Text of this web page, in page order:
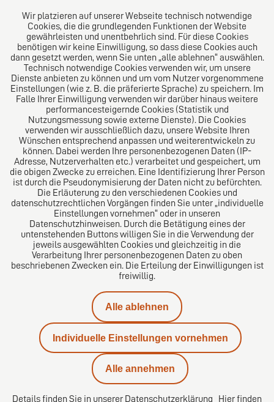
Über uns
Das Kanzlei-Vertrauensnetzwerk. Aus Europa für die
Welt. Für den erfolgreichen Mittelstand.
Folgen Sie uns auf
Das europäische Kanzlei-Netzwerk
Datenschutz
Wir platzieren auf unserer Webseite technisch notwendige
Cookies, die die grundlegenden Funktionen der Website
gewährleisten und unentbehrlich sind. Für diese Cookies
benötigen wir keine Einwilligung, so dass diese Cookies auch
dann gesetzt werden, wenn Sie unten „alle ablehnen“ auswählen.
Technisch notwendige Cookies verwenden wir, um unsere
Dienste anbieten zu können und um vom Nutzer vorgenommene
Einstellungen (wie z. B. die präferierte Sprache) zu speichern. Im
Falle Ihrer Einwilligung verwenden wir darüber hinaus weitere
performancesteigernde Cookies (Statistik und
Nutzungsmessung sowie externe Dienste). Die Cookies
verwenden wir ausschließlich dazu, unsere Website Ihren
Wünschen entsprechend anpassen und weiterentwickeln zu
können. Dabei werden Ihre personenbezogenen Daten (IP-
Adresse, Nutzerverhalten etc.) verarbeitet und gespeichert, um
die obigen Zwecke zu erreichen. Eine Identifizierung Ihrer Person
ist durch die Pseudonymisierung der Daten nicht zu befürchten.
Die Erläuterung zu den verschiedenen Cookies und
datenschutzrechtlichen Vorgängen finden Sie unter „individuelle
Einstellungen vornehmen“ oder in unseren
Datenschutzhinweisen. Durch die Betätigung eines der
untenstehenden Buttons willigen Sie in die Verwendung der
jeweils ausgewählten Cookies und gleichzeitig in die
Verarbeitung Ihrer personenbezogenen Daten zu oben
beschriebenen Zwecken ein. Die Erteilung der Einwilligungen ist
freiwillig.
Alle ablehnen
Individuelle Einstellungen vornehmen
Alle annehmen
Details finden Sie in unserer Datenschutzerklärung Hier finden